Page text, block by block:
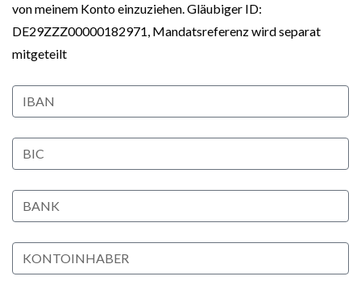
von meinem Konto einzuziehen. Gläubiger ID:
DE29ZZZ00000182971, Mandatsreferenz wird separat
mitgeteilt